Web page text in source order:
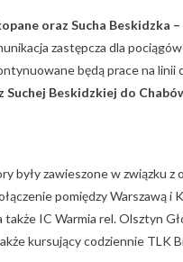
oraz Sucha Beskidzka –
zastępcza dla
będą prace na linii
z Suchej Beskidzkiej do
były zawieszone w związku
pomiędzy Warszawą
IC Warmia rel. Olsztyn
kursujący codziennie TLK